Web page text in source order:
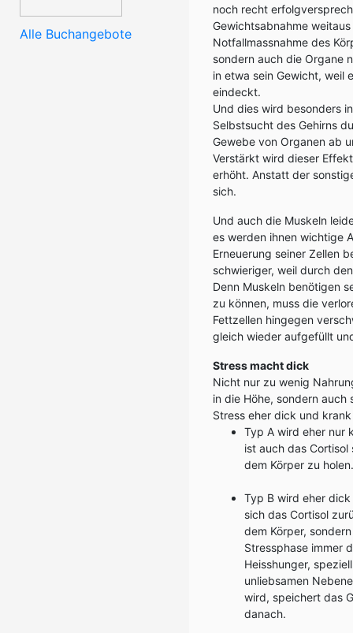
Alle Buchangebote
noch recht
Gewichtsabnahme
Notfallmassnahme des
sondern auch die Organe
in etwa sein Gewicht, weil
eindeckt.
Und dies wird besonders
Selbstsucht des Gehirns
Gewebe von Organen ab
Verstärkt wird dieser
erhöht. Anstatt der
sich.
Und auch die Muskeln
es werden ihnen wichtige
Erneuerung seiner Zellen
schwieriger, weil durch
Denn Muskeln benötigen
zu können, muss die
Fettzellen hingegen
gleich wieder aufgefüllt
Stress macht dick
Nicht nur zu wenig
in die Höhe, sondern
Stress eher dick und
Typ A wird eher nur
ist auch das
dem Körper zu holen.
Typ B wird eher
sich das Cortisol
dem Körper,
Stressphase immer
Heisshunger,
unliebsamen
wird, speichert das
danach.